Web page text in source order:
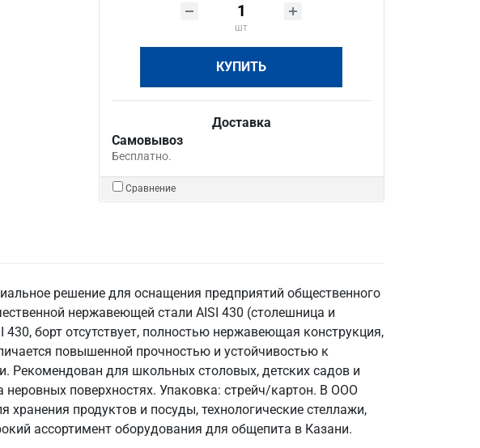
шт
КУПИТЬ
Доставка
Самовывоз
Бесплатно.
Сравнение
решение для оснащения предприятий общественного
нержавеющей стали AISI 430 (столешница и
борт отсутствует, полностью нержавеющая конструкция,
повышенной прочностью и устойчивостью к
Рекомендован для школьных столовых, детских садов и
поверхностях. Упаковка: стрейч/картон. В ООО
продуктов и посуды, технологические стеллажи,
ассортимент оборудования для общепита в Казани.